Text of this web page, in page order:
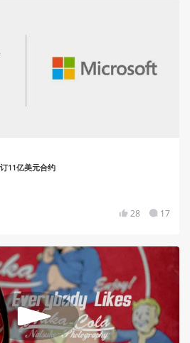
11亿美元合约
28 17